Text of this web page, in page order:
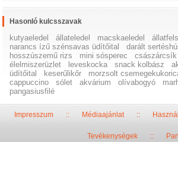
Hasonló kulcsszavak
kutyaeledel állateledel macskaeledel
narancs ízű szénsavas üdítőital
darált
hosszúszemű rizs
mini sósperec császárcsík
élelmiszerüzlet
leveskocka snack kolbász
üdítőital
keserűlikőr morzsolt
cappuccino
sólet akvárium olívabogyó
pangasiusfilé
Impresszum::Médiaajánlat::
Tevékenységek::